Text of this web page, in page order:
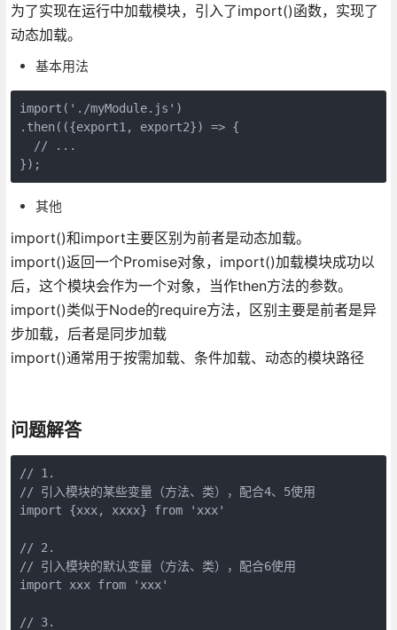
为了实现在运行中加载模块，引入了import()函数，实现了
动态加载。
基本用法
import('./myModule.js')
.then(({export1, export2}) => {
  // ...
});
其他
import()和import主要区别为前者是动态加载。
import()返回一个Promise对象，import()加载模块成功以
后，这个模块会作为一个对象，当作then方法的参数。
import()类似于Node的require方法，区别主要是前者是异
步加载，后者是同步加载
import()通常用于按需加载、条件加载、动态的模块路径
问题解答
// 1.
// 引入模块的某些变量（方法、类），配合4、5使用
import {xxx, xxxx} from 'xxx'
// 2.
// 引入模块的默认变量（方法、类），配合6使用
import xxx from 'xxx'
// 3.